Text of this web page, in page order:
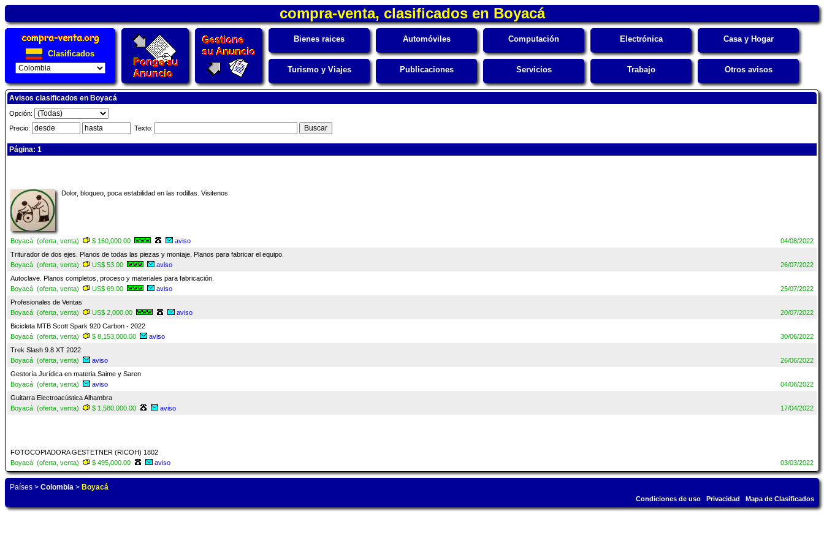
compra-venta, clasificados en Boyacá
Clasificados
Bienes raices Automóviles Computación Electrónica Casa y Hogar
Turismo y Viajes Publicaciones Servicios Trabajo Otros avisos
Avisos clasificados en Boyacá
Opción:
Precio:
Texto:
Página: 1
Dolor, bloqueo, poca estabilidad en las rodillas. Visitenos
Boyacá (oferta, venta) $ 160,000.00 aviso
04/08/2022
Triturador de dos ejes. Planos de todas las piezas y montaje. Planos para fabricar el equipo.
Boyacá (oferta, venta)
US$ 53.00 aviso
26/07/2022
Autoclave. Planos completos, proceso y materiales para fabricación.
Boyacá (oferta, venta)
US$ 69.00 aviso
25/07/2022
Profesionales de Ventas
Boyacá (oferta, venta)
US$ 2,000.00 aviso
20/07/2022
Bicicleta MTB Scott Spark 920 Carbon - 2022
Boyacá (oferta, venta)
$ 8,153,000.00 aviso
30/06/2022
Trek Slash 9.8 XT 2022
Boyacá (oferta, venta)
aviso
26/06/2022
Gestoría Jurídica en materia Saime y Saren
Boyacá (oferta, venta)
aviso
04/06/2022
Guitarra Electroacústica Alhambra
Boyacá (oferta, venta)
$ 1,580,000.00 aviso 17/04/2022
FOTOCOPIADORA GESTETNER (RICOH) 1802
Boyacá (oferta, venta)
$ 495,000.00 aviso 03/03/2022
Países > Colombia > Boyacá
Condiciones de uso Privacidad Mapa de Clasificados